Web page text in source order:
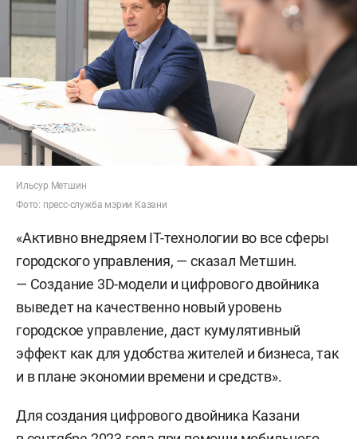
Ильсур Метшин
Фото: пресс-служба мэрии Казани
«Активно внедряем IT-технологии во все сферы
городского управления, — сказал Метшин.
— Создание 3D-модели и цифрового двойника
выведет на качественно новый уровень
городское управление, даст кумулятивный
эффект как для удобства жителей и бизнеса, так
и в плане экономии времени и средств».
Для создания цифрового двойника Казани